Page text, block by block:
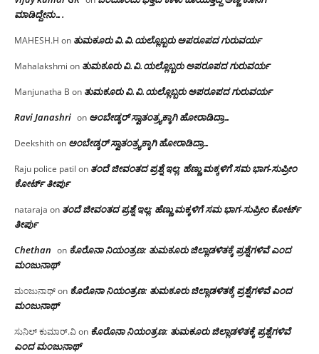
ಮಾಡಿದ್ದೇನು….
MAHESH.H on ತುಮಕೂರು‌ ವಿ.ವಿ.ಯಲ್ಲೊಬ್ಬರು ಅಪರೂಪದ ಗುರುವರ್ಯ
Mahalakshmi on ತುಮಕೂರು‌ ವಿ.ವಿ.ಯಲ್ಲೊಬ್ಬರು ಅಪರೂಪದ ಗುರುವರ್ಯ
Manjunatha B on ತುಮಕೂರು‌ ವಿ.ವಿ.ಯಲ್ಲೊಬ್ಬರು ಅಪರೂಪದ ಗುರುವರ್ಯ
Ravi Janashri on ಅಂಬೇಡ್ಕರ್ ಸ್ವಾತಂತ್ರ್ಯಕ್ಕಾಗಿ ಹೋರಾಡಿದ್ರಾ…
Deekshithon ಅಂಬೇಡ್ಕರ್ ಸ್ವಾತಂತ್ರ್ಯಕ್ಕಾಗಿ ಹೋರಾಡಿದ್ರಾ…
Raju police patil on ತಂದೆ ಜೀವಂತದ ಪ್ರಶ್ನೆ ಇಲ್ಲ: ಹೆಣ್ಣು ಮಕ್ಕಳಿಗೆ ಸಮ ಭಾಗ-ಸುಪ್ರೀಂ
ಕೋರ್ಟ್ ತೀರ್ಪು
nataraja on ತಂದೆ ಜೀವಂತದ ಪ್ರಶ್ನೆ ಇಲ್ಲ: ಹೆಣ್ಣು ಮಕ್ಕಳಿಗೆ ಸಮ ಭಾಗ-ಸುಪ್ರೀಂ ಕೋರ್ಟ್
ತೀರ್ಪು
Chethan on ಕೊರೊನಾ ನಿಯಂತ್ರಣ: ತುಮಕೂರು ಜಿಲ್ಲಾಡಳಿತಕ್ಕೆ ಪ್ರಶ್ನೆಗಳಿವೆ ಎಂದ
ಮಂಜು‌ನಾಥ್
ಮಂಜುನಾಥ್on ಕೊರೊನಾ ನಿಯಂತ್ರಣ: ತುಮಕೂರು ಜಿಲ್ಲಾಡಳಿತಕ್ಕೆ ಪ್ರಶ್ನೆಗಳಿವೆ ಎಂದ
ಮಂಜು‌ನಾಥ್
ಸುನಿಲ್ ಕುಮಾರ್.ವಿon ಕೊರೊನಾ ನಿಯಂತ್ರಣ: ತುಮಕೂರು ಜಿಲ್ಲಾಡಳಿತಕ್ಕೆ ಪ್ರಶ್ನೆಗಳಿವೆ
ಎಂದ ಮಂಜು‌ನಾಥ್